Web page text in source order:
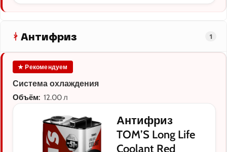
Антифриз 1
★ Рекомендуем
Система охлаждения
Объём: 12.00 л
Антифриз
TOM’S Long Life
Coolant Red